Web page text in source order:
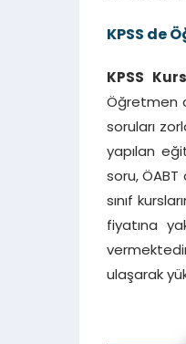
KPSS de
KPSS
Öğretmen
soruları
yapılan
soru,
sınıf
fiyatına
ulaşarak